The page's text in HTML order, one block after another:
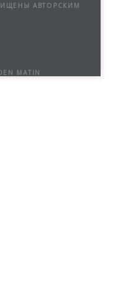
АВТОРСКИМ
MATIN